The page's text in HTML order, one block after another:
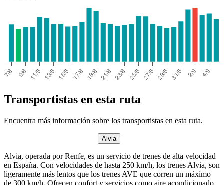
Transportistas en esta ruta
Encuentra más información sobre los transportistas en esta ruta.
Alvia
Alvia, operada por Renfe, es un servicio de trenes de alta velocidad
en España. Con velocidades de hasta 250 km/h, los trenes Alvia, son
ligeramente más lentos que los trenes AVE que corren un máximo
de 300 km/h. Ofrecen confort y servicios como aire acondicionado,